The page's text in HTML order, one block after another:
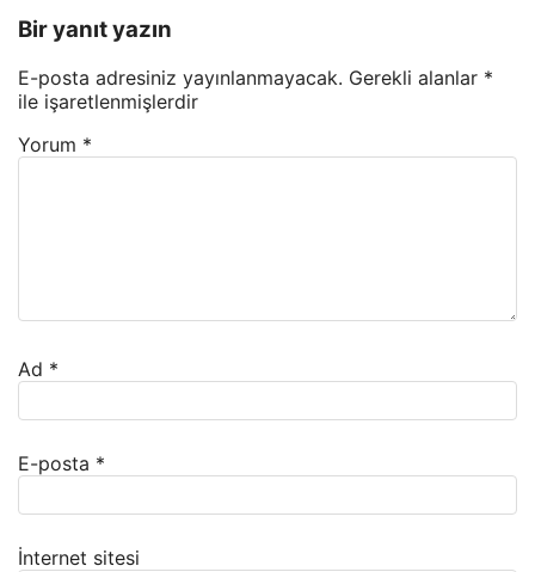
Bir yanıt yazın
E-posta adresiniz yayınlanmayacak. Gerekli alanlar *
ile işaretlenmişlerdir
Yorum *
Ad *
E-posta *
İnternet sitesi